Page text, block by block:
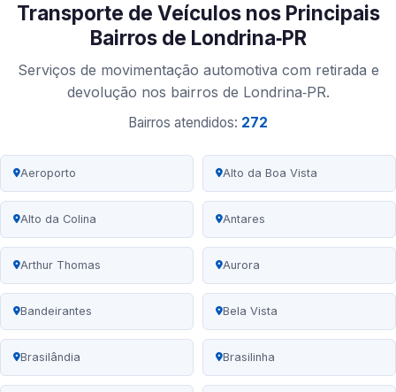
Transporte de Veículos nos Principais
Bairros de Londrina‑PR
Serviços de movimentação automotiva com retirada e
devolução nos bairros de Londrina‑PR.
Bairros atendidos: 272
Aeroporto Alto da Boa Vista
Alto da Colina Antares
Arthur Thomas Aurora
Bandeirantes Bela Vista
Brasilândia Brasilinha